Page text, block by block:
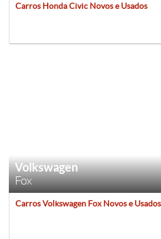
Carros Honda Civic Novos e Usados
Volkswagen
Fox
Carros Volkswagen Fox Novos e Usados